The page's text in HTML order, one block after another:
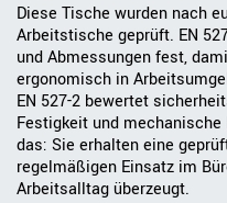
Diese Tische wurden nach
Arbeitstische geprüft. EN
und Abmessungen fest,
ergonomisch in
EN 527-2 bewertet
Festigkeit und
das: Sie erhalten eine
regelmäßigen Einsatz im
Arbeitsalltag überzeugt.